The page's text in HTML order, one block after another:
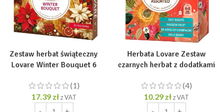
Zestaw herbat świąteczny
Lovare Winter Bouquet 6
(1)
17.39 zł z VAT
Herbata Lovare Zestaw
czarnych herbat z dodatkami
2g]
(4)
10.29 zł z VAT